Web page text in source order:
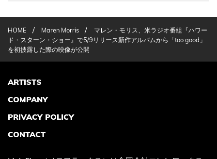
HOME / Maren Morris /
マレン・モリス、米ラジオ番組『ハワー
ド・スターン・ショー』で5/9リリース新作アルバムから「too good」
を初披露した際の映像が公開
ARTISTS
COMPANY
PRIVACY POLICY
CONTACT